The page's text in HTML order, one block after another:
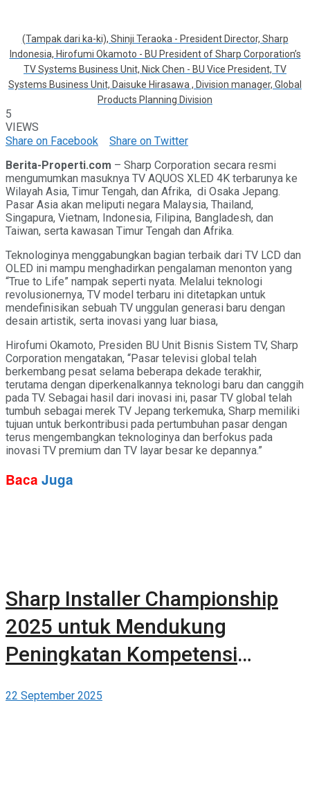
(Tampak dari ka-ki), Shinji Teraoka - President Director, Sharp
Indonesia, Hirofumi Okamoto - BU President of Sharp Corporation’s
TV Systems Business Unit, Nick Chen - BU Vice President, TV
Systems Business Unit, Daisuke Hirasawa , Division manager, Global
Products Planning Division
5
VIEWS
Share on Facebook
Share on Twitter
Berita-Properti.com – Sharp Corporation secara resmi
mengumumkan masuknya TV AQUOS XLED 4K terbarunya ke
Wilayah Asia, Timur Tengah, dan Afrika, di Osaka Jepang.
Pasar Asia akan meliputi negara Malaysia, Thailand,
Singapura, Vietnam, Indonesia, Filipina, Bangladesh, dan
Taiwan, serta kawasan Timur Tengah dan Afrika.
Teknologinya menggabungkan bagian terbaik dari TV LCD dan
OLED ini mampu menghadirkan pengalaman menonton yang
“True to Life” nampak seperti nyata. Melalui teknologi
revolusionernya, TV model terbaru ini ditetapkan untuk
mendefinisikan sebuah TV unggulan generasi baru dengan
desain artistik, serta inovasi yang luar biasa,
Hirofumi Okamoto, Presiden BU Unit Bisnis Sistem TV, Sharp
Corporation mengatakan, “Pasar televisi global telah
berkembang pesat selama beberapa dekade terakhir,
terutama dengan diperkenalkannya teknologi baru dan canggih
pada TV. Sebagai hasil dari inovasi ini, pasar TV global telah
tumbuh sebagai merek TV Jepang terkemuka, Sharp memiliki
tujuan untuk berkontribusi pada pertumbuhan pasar dengan
terus mengembangkan teknologinya dan berfokus pada
inovasi TV premium dan TV layar besar ke depannya.”
Baca Juga
Sharp Installer Championship
2025 untuk Mendukung
Peningkatan Kompetensi
22 September 2025